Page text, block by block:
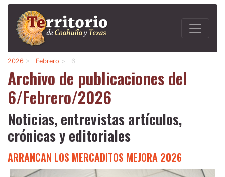
2026 > Febrero > 6
Archivo de publicaciones del
6/Febrero/2026
Noticias, entrevistas artículos,
crónicas y editoriales
ARRANCAN LOS MERCADITOS MEJORA 2026